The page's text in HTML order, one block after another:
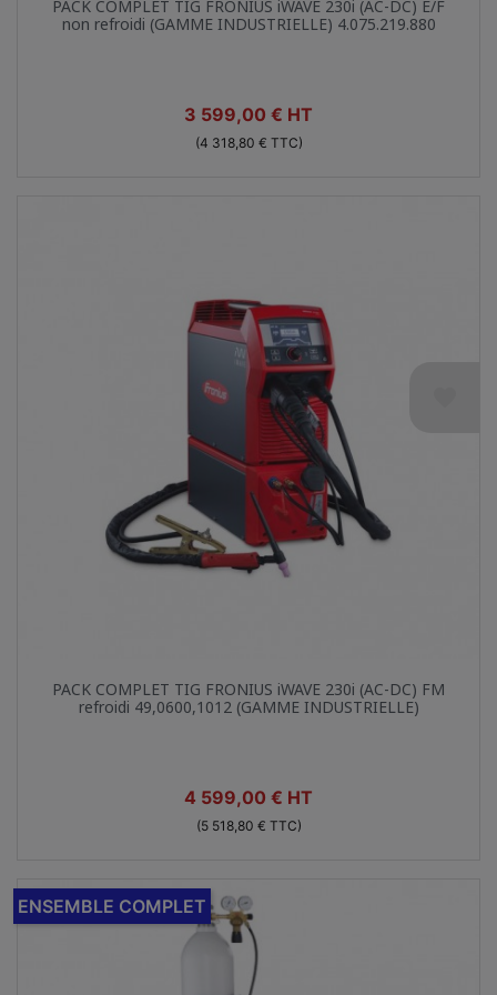
PACK COMPLET TIG FRONIUS iWAVE 230i (AC-DC) E/F
non refroidi (GAMME INDUSTRIELLE) 4.075.219.880
Prix
3 599,00 € HT
(4 318,80 € TTC)
Aperçu rapide
PACK COMPLET TIG FRONIUS iWAVE 230i (AC-DC) FM
refroidi 49,0600,1012 (GAMME INDUSTRIELLE)
Prix
4 599,00 € HT
(5 518,80 € TTC)
ENSEMBLE COMPLET